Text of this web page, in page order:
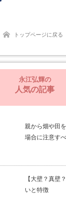
トップページに戻る
永江弘輝の
人気の記事
親から畑や田
場合に注意す
【大壁？真壁
いと特徴